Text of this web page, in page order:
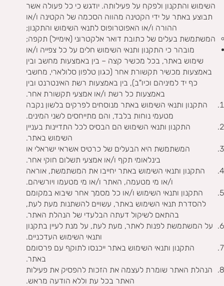
השימוש והתקנון ולפקח על פעילותה. יודגש כי כל פעולה אשר
תבוצע באתר על ידי הקטינה מהווה הסכמה של הקטינה ו/או
ההורה ו/או האפוטרופוס לתנאי השימוש והתקנון;
המשתמשת בעלים של כתובת דואר אלקטרוני (אימייל) תקפה;
מובהר כי התקנון ותנאי השימוש חלים על כל צפייה ו/או
שימוש באתר, בכל מכשיר קצה – בין באמצעות מחשב ובין
באמצעות מכשיר תקשורת אחר (כגון טלפון סלולארי, מחשבי
כף יד למיניהם וכיו"ב), בין באמצעות רשת האינטרנט ובין
באמצעות כל רשת ו/או אמצעי תקשורת אחר.
התקנון ותנאי השימוש באתר מנוסחים לפרקים בלשון נקבה
מטעמי נוחות בלבד, והם מתייחסים לשני המינים.
התקנון ותנאי השימוש הם הבסיס לכל התדיינות בעניין
השימוש באתר.
המשתמשת היא הבעלים של כרטיס אשראי ישראלי או
בינלאומי תקף ו/או אמצעי תשלום חוקי אחר.
התקנון ותנאי השימוש באתר יחייבו את המשתמשת, אוראה
ו/או מי מטעמה, האתר ו/או מי מטעמו ויורשיהם.
התקנון ותנאי השימוש ו/או כל מסמך אחר שיבוא במקומם
להסדרת תנאי השימוש באתר, עשויים להשתנות מעת לעת,
בהתאם לשיקול דעתה הבלעדי של הנהלת האתר.
על המשתמשת לפנות לאתר, מעת לעת, על מנת לעיין בתקנון
ותנאי השימוש העדכניים.
התקנון ותנאי השימוש באתר ייכנסו לתוקף עם פרסומם
באתר.
הנהלת האתר שומרת לעצמה את הזכות להפסיק את פעילות
האתר בכל עת וללא הודעה מראש.